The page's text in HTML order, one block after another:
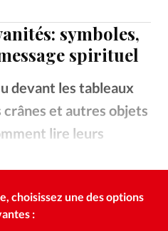
symboles,
spirituel
devant les tableaux
et autres objets
lire leurs
choisissez une des options
: